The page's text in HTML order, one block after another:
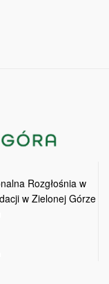
Rozgłośnia w
w Zielonej Górze